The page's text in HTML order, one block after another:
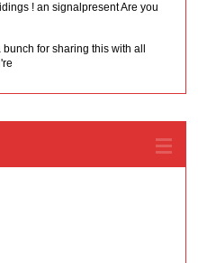
! an signalpresent Are you
bunch for sharing this with all